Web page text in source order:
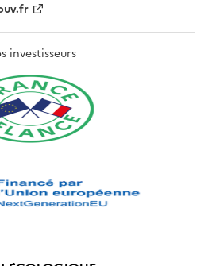
investisseurs